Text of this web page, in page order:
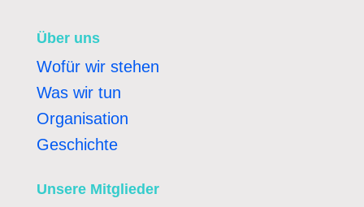
Über uns
Wofür wir stehen
Was wir tun
Organisation
Geschichte
Unsere Mitglieder